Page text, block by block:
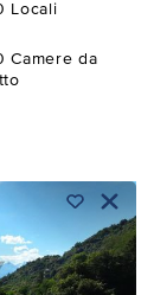
Locali
Camere da